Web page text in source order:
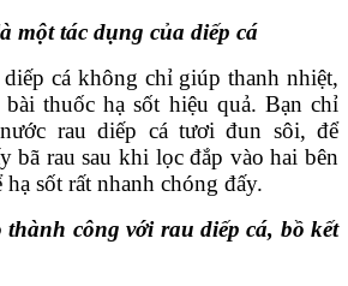
một tác dụng của diếp cá
cá không chỉ giúp thanh nhiệt,
thuốc hạ sốt hiệu quả. Bạn chỉ
rau diếp cá tươi đun sôi, để
bã rau sau khi lọc đắp vào hai bên
sốt rất nhanh chóng đấy.
thành công với rau diếp cá, bồ kết